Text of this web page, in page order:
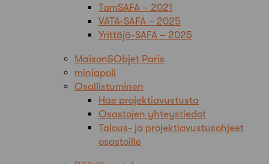
TamSAFA – 2021
VATA-SAFA – 2025
Yrittäjä-SAFA – 2025
Maison&Objet Paris
miniapoli
Osallistuminen
Hae projektiavustusta
Osastojen yhteystiedot
Talous- ja projektiavustusohjeet
osastoille